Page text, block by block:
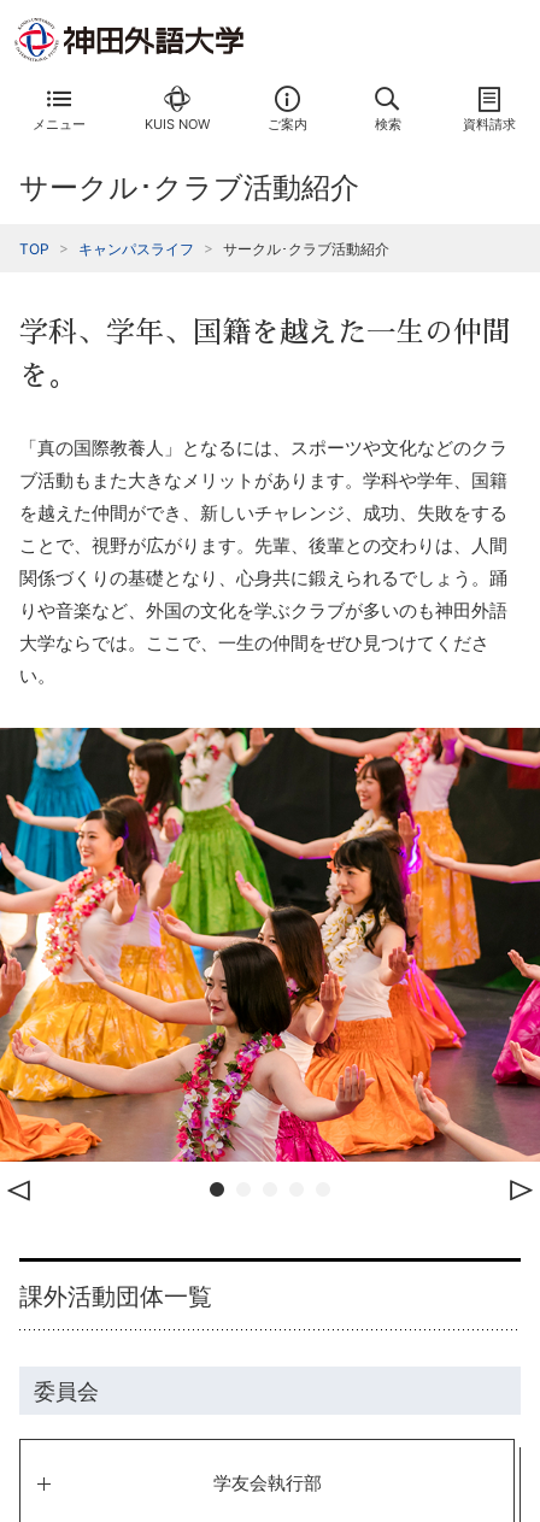
メニュー KUIS NOW ご案内 検索 資料請求
サークル･クラブ活動紹介
TOP キャンパスライフ サークル･クラブ活動紹介
学科、学年、国籍を越えた一生の仲間
を。
「真の国際教養人」となるには、スポーツや文化などのクラ
ブ活動もまた大きなメリットがあります。学科や学年、国籍
を越えた仲間ができ、新しいチャレンジ、成功、失敗をする
ことで、視野が広がります。先輩、後輩との交わりは、人間
関係づくりの基礎となり、心身共に鍛えられるでしょう。踊
りや音楽など、外国の文化を学ぶクラブが多いのも神田外語
大学ならでは。ここで、一生の仲間をぜひ見つけてくださ
い。
課外活動団体一覧
委員会
学友会執行部